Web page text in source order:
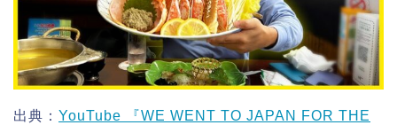
出典： YouTube 『WE WENT TO JAPAN FOR THE